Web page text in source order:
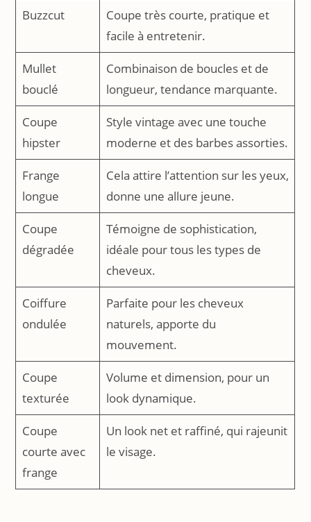
Buzzcut
Coupe très courte, pratique et
facile à entretenir.
Mullet
bouclé
Combinaison de boucles et de
longueur, tendance marquante.
Coupe
hipster
Style vintage avec une touche
moderne et des barbes assorties.
Frange
longue
Cela attire l’attention sur les yeux,
donne une allure jeune.
Coupe
dégradée
Témoigne de sophistication,
idéale pour tous les types de
cheveux.
Coiffure
ondulée
Parfaite pour les cheveux
naturels, apporte du
mouvement.
Coupe
texturée
Volume et dimension, pour un
look dynamique.
Coupe
courte avec
frange
Un look net et raffiné, qui rajeunit
le visage.